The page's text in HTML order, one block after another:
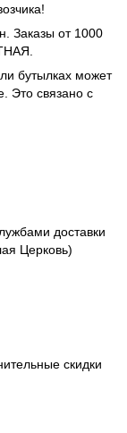
Заказы от 1000
бутылках может
Это связано с
доставки
Церковь)
скидки